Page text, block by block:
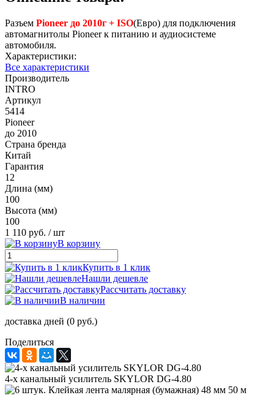
Разъем Pioneer до 2010г + ISO(Евро) для подключения
автомагнитолы Pioneer к питанию и аудиосистеме
автомобиля.
Характеристики:
Все характеристики
Производитель
INTRO
Артикул
5414
Pioneer
до 2010
Страна бренда
Китай
Гарантия
12
Длина (мм)
100
Высота (мм)
100
1 110 руб. / шт
В корзину
Купить в 1 клик
Нашли дешевле
Рассчитать доставку
В наличии
доставка дней (0 руб.)
Поделиться
4-х канальный усилитель SKYLOR DG-4.80